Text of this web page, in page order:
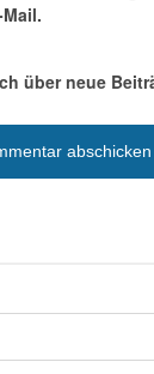
über neue